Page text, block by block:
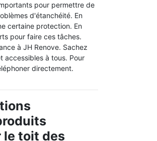
pour permettre de
d'étanchéité. En
certaine protection. En
pour faire ces tâches.
à JH Renove. Sachez
accessibles à tous. Pour
directement.
le toit des